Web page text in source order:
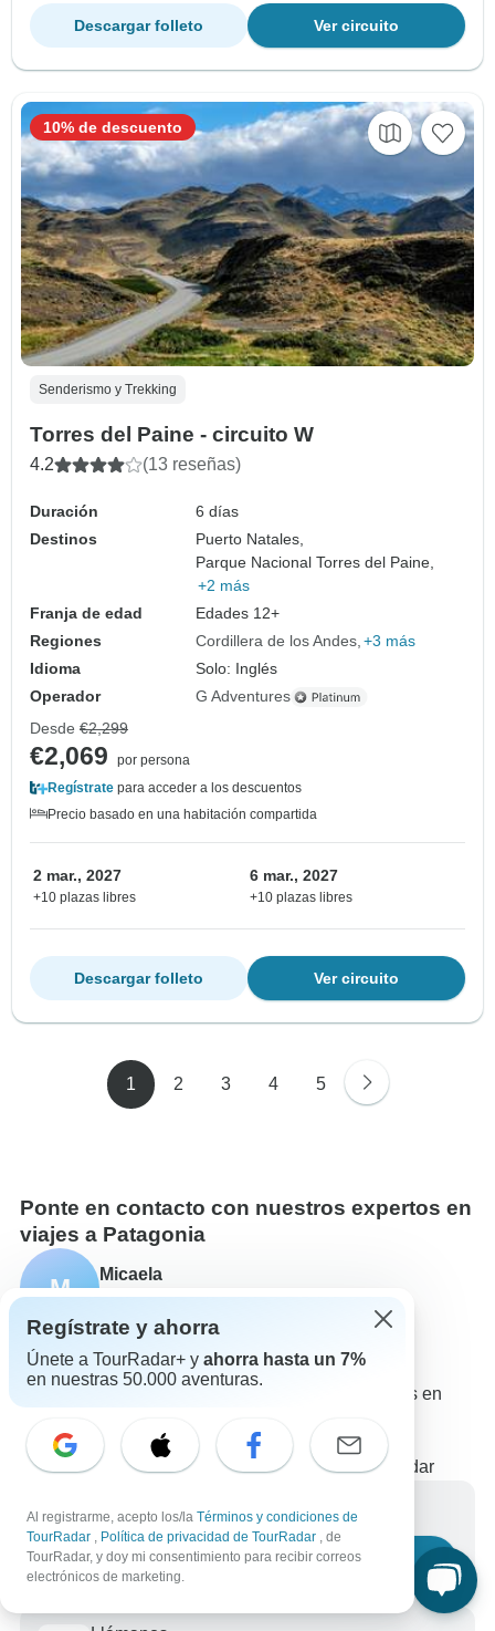
Ver circuito
Descargar folleto
Senderismo y Trekking
Torres del Paine - circuito W
4.2 (13 reseñas)
Duración
6 días
Destinos
Puerto Natales,
Parque Nacional Torres del Paine,
+2 más
Franja de edad
Edades 12+
Regiones
Cordillera de los Andes +3 más
Idioma
Solo: Inglés
Operador
G Adventures
10% de descuento
Desde €2,299
€2,069
por persona
Regístrate para acceder a los descuentos
Precio basado en una habitación compartida
2 mar., 2027
+10 plazas libres
6 mar., 2027
+10 plazas libres
Ver circuito
Descargar folleto
1 2 3 4 5
Ponte en contacto con nuestros expertos en
viajes a Patagonia
M Micaela
Experto en Patagonia de TourRadar
Micaela es uno de nuestros expertos en viajes a
Patagonia. ¡Ponte en contacto con nosotros para
responder a todas tus preguntas sobre los circuitos en
Elige entre +288 circuitos en Patagonia
550 reseñas verificadas de clientes de TourRadar
Escríbenos un mensaje
Haznos una pregunta
Regístrate y ahorra
Únete a TourRadar+ y ahorra hasta un 7%
en nuestras 50.000 aventuras.
Al registrarme, acepto los/la Términos y condiciones de
TourRadar , Política de privacidad de TourRadar , de
TourRadar, y doy mi consentimiento para recibir correos
electrónicos de marketing.